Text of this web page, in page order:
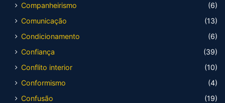
Companheirismo
(6)
Comunicação
(13)
Condicionamento
(6)
Confiança
(39)
Conflito interior
(10)
Conformismo
(4)
Confusão
(19)